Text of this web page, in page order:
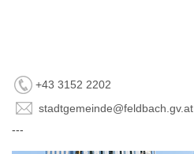
+43 3152 2202
stadtgemeinde@feldbach.gv.at
---